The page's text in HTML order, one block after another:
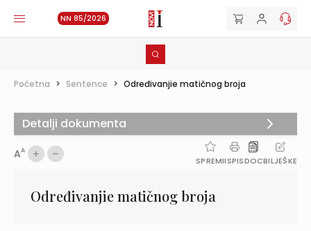
NN 85/2026
Početna > Sentence > Određivanjie matičnog broja
AA
SPREMIISPISDOCBILJEŠKE
Određivanjie matičnog broja
Detalji dokumenta